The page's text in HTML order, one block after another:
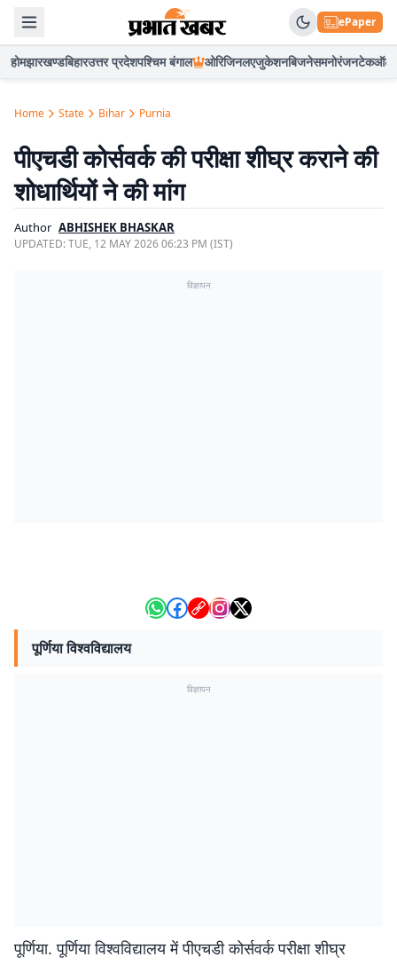
ePaper
होमझारखण्डबिहारउत्तर प्रदेशपश्चिम बंगाल ओरिजिनलएजुकेशनबिजनेसमनोरंजनटेकऑटो
Home State Bihar Purnia
पीएचडी कोर्सवर्क की परीक्षा शीघ्र कराने की
शोधार्थियों ने की मांग
Author ABHISHEK BHASKAR
UPDATED:TUE, 12 MAY 2026 06:23 PM (IST)
विज्ञापन
पूर्णिया विश्वविद्यालय
विज्ञापन
पूर्णिया. पूर्णिया विश्वविद्यालय में पीएचडी कोर्सवर्क परीक्षा शीघ्र